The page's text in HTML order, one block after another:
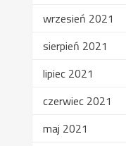
wrzesień 2021
sierpień 2021
lipiec 2021
czerwiec 2021
maj 2021